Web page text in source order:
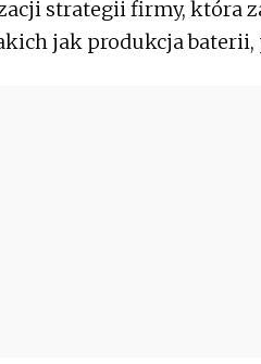
strategii firmy, która
jak produkcja